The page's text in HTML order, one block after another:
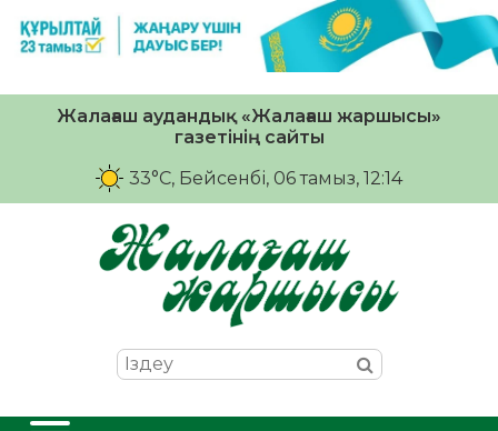
Жалағаш аудандық «Жалағаш жаршысы»
газетінің сайты
33°C, Бейсенбі, 06 тамыз, 12:14